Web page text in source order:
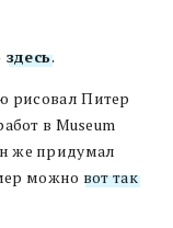
здесь.
рисовал Питер
в Museum
же придумал
можно вот так.